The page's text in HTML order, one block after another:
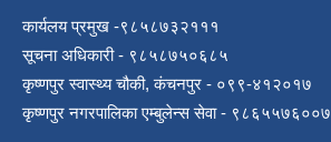
कार्यलय प्रमुख -९८५८७३२१११
सूचना अधिकारी - ९८५८७५०६८५
कृष्णपुर स्वास्थ्य चौकी, कंचनपुर - ०९९-४१२०१७
कृष्णपुर नगरपालिका एम्बुलेन्स सेवा - ९८६५५७६००७